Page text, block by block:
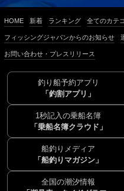
HOME 新着 ランキング 全てのカテ
フィッシングジャパンからのお知らせ
お問い合わせ・プレスリリース
釣り船予約アプリ
「釣割アプリ」
1秒記入の乗船名簿
「乗船名簿クラウド」
船釣りメディア
「船釣りマガジン」
全国の潮汐情報